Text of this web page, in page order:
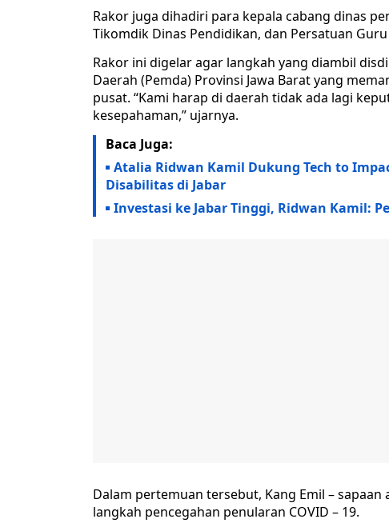
Rakor juga dihadiri para kepala cabang dinas
Tikomdik Dinas Pendidikan, dan Persatuan
Rakor ini digelar agar langkah yang diambil
Daerah (Pemda) Provinsi Jawa Barat yang
pusat. “Kami harap di daerah tidak ada lagi
kesepahaman,” ujarnya.
Baca Juga:
Atalia Ridwan Kamil Dukung Tech to
Disabilitas di Jabar
Investasi ke Jabar Tinggi, Ridwan Kamil:
Dalam pertemuan tersebut, Kang Emil –
langkah pencegahan penularan COVID – 19.